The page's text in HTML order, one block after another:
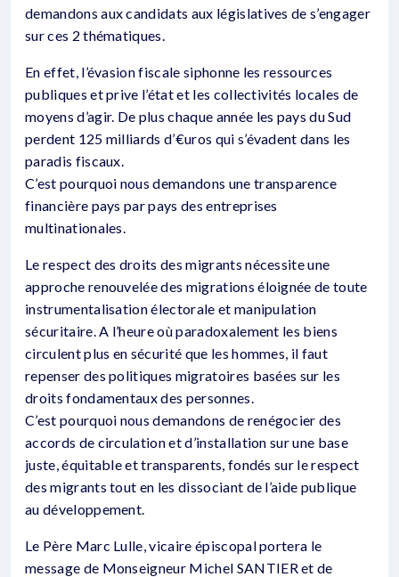
demandons aux candidats aux législatives de s’engager
sur ces 2 thématiques.
En effet, l’évasion fiscale siphonne les ressources
publiques et prive l’état et les collectivités locales de
moyens d’agir. De plus chaque année les pays du Sud
perdent 125 milliards d’€uros qui s’évadent dans les
paradis fiscaux.
C’est pourquoi nous demandons une transparence
financière pays par pays des entreprises
multinationales.
Le respect des droits des migrants nécessite une
approche renouvelée des migrations éloignée de toute
instrumentalisation électorale et manipulation
sécuritaire. A l’heure où paradoxalement les biens
circulent plus en sécurité que les hommes, il faut
repenser des politiques migratoires basées sur les
droits fondamentaux des personnes.
C’est pourquoi nous demandons de renégocier des
accords de circulation et d’installation sur une base
juste, équitable et transparents, fondés sur le respect
des migrants tout en les dissociant de l’aide publique
au développement.
Le Père Marc Lulle, vicaire épiscopal portera le
message de Monseigneur Michel SANTIER et de